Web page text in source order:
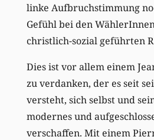
linke Aufbruchstimmung
Gefühl bei den
christlich-sozial geführten
Dies ist vor allem einem
zu verdanken, der es seit
versteht, sich selbst und
modernes und
verschaffen. Mit einem